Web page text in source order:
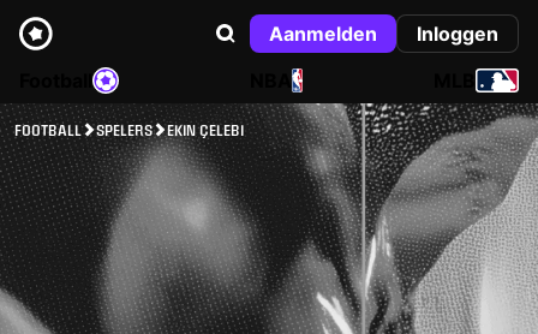
Aanmelden
Inloggen
NBA
FOOTBALL SPELERS EKIN ÇELEBI